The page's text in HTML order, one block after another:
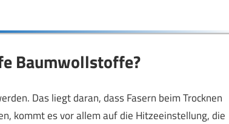
Baumwollstoffe?
Das liegt daran, dass Fasern beim Trocknen
kommt es vor allem auf die Hitzeeinstellung, die